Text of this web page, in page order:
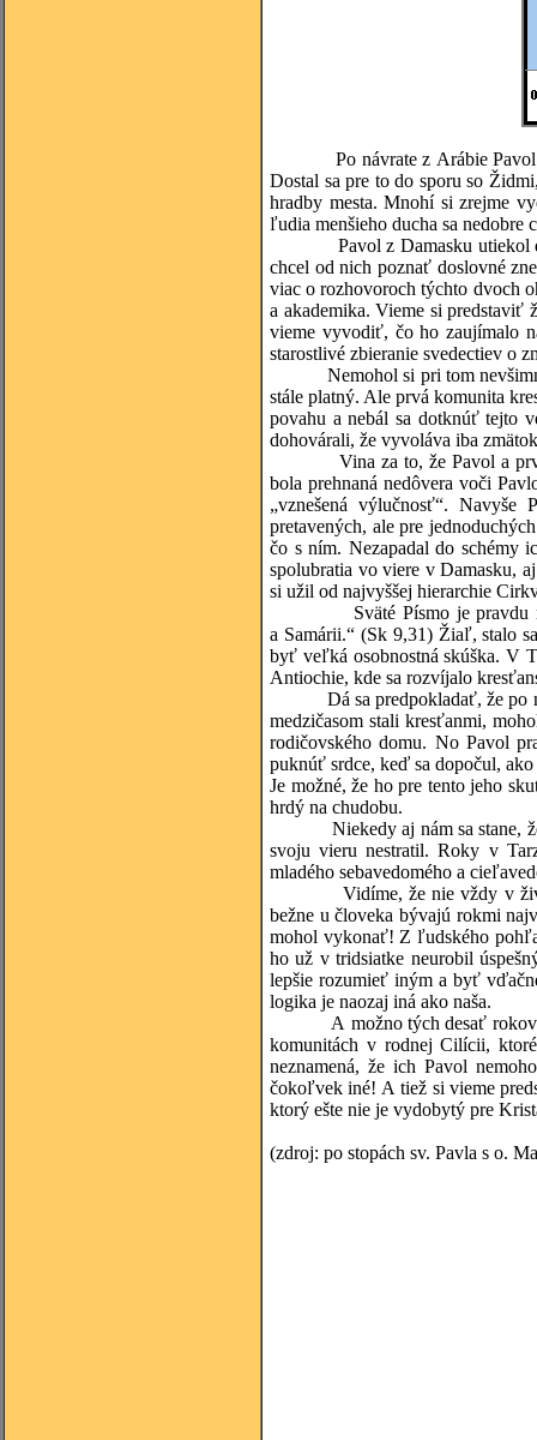
Po návrate z Arábie Pavol
Dostal sa pre to do sporu so
hradby mesta. Mnohí si zrejme
ľudia menšieho ducha sa
Pavol z Damasku utiekol do
chcel od nich poznať doslovné
viac o rozhovoroch týchto dvoch
a akademika. Vieme si predstaviť
vieme vyvodiť, čo ho zaujímalo
starostlivé zbieranie svedectiev o
Nemohol si pri tom nevšimnúť,
stále platný. Ale prvá komunita
povahu a nebál sa dotknúť tejto
dohovárali, že vyvoláva iba
Vina za to, že Pavol a prvá
bola prehnaná nedôvera voči
„vznešená výlučnosť“.
pretavených, ale pre
čo s ním. Nezapadal do schémy
spolubratia vo viere v Damasku,
si užil od najvyššej hierarchie
Sväté Písmo je pravdu
a Samárii.“ (Sk 9,31) Žiaľ, stalo
byť veľká osobnostná skúška. V
Antiochie, kde sa rozvíjalo
Dá sa predpokladať, že po
medzičasom stali kresťanmi,
rodičovského domu. No Pavol
puknúť srdce, keď sa dopočul,
Je možné, že ho pre tento jeho
hrdý na chudobu.
Niekedy aj nám sa stane, že
svoju vieru nestratil. Roky v
mladého sebavedomého a
Vidíme, že nie vždy v živote
bežne u človeka bývajú rokmi
mohol vykonať! Z ľudského
ho už v tridsiatke neurobil
lepšie rozumieť iným a byť
logika je naozaj iná ako naša.
A možno tých desať rokov
komunitách v rodnej Cilícii,
neznamená, že ich Pavol
čokoľvek iné! A tiež si vieme
ktorý ešte nie je vydobytý pre
(zdroj: po stopách sv. Pavla s o.